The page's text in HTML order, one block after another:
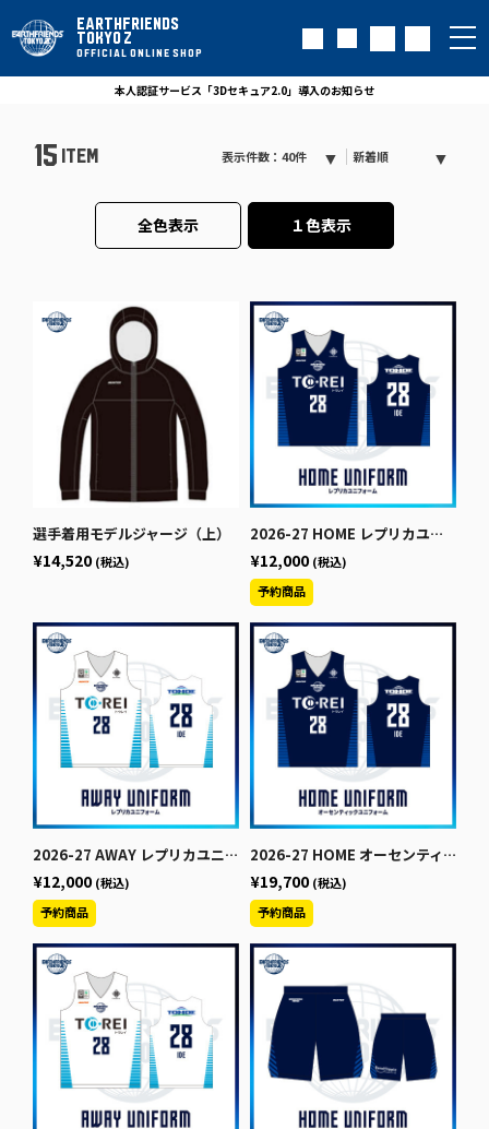
EARTHFRIENDS
TOKYO Z
OFFICIAL ONLINE SHOP
本人認証サービス「3Dセキュア2.0」導入のお知らせ
15 ITEM 表示件数：40件 新着順
全色表示 １色表示
選手着用モデルジャージ（上）
¥14,520 (税込)
2026-27 HOME レプリカユニフォーム
¥12,000 (税込)
2026-27 AWAY レプリカユニフォーム
¥12,000 (税込)
2026-27 HOME オーセンティックユニフォーム【上】
¥19,700 (税込)